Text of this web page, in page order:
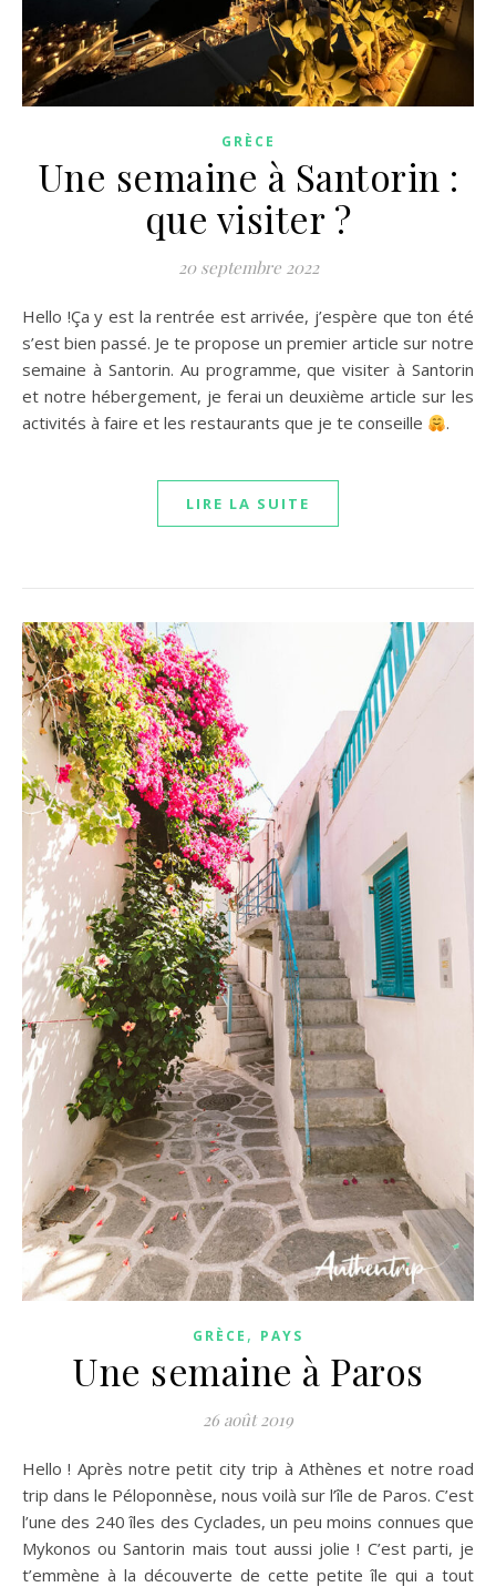
GRÈCE
Une semaine à Santorin :
que visiter ?
20 septembre 2022
Hello !Ça y est la rentrée est arrivée, j’espère que ton été
s’est bien passé. Je te propose un premier article sur notre
semaine à Santorin. Au programme, que visiter à Santorin
et notre hébergement, je ferai un deuxième article sur les
activités à faire et les restaurants que je te conseille
.
LIRE LA SUITE
GRÈCE , PAYS
Une semaine à Paros
26 août 2019
Hello ! Après notre petit city trip à Athènes et notre road
trip dans le Péloponnèse, nous voilà sur l’île de Paros. C’est
l’une des 240 îles des Cyclades, un peu moins connues que
Mykonos ou Santorin mais tout aussi jolie ! C’est parti, je
t’emmène à la découverte de cette petite île qui a tout